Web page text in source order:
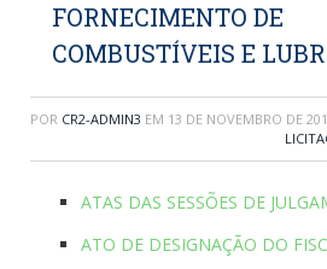
FORNECIMENTO DE
COMBUSTÍVEIS E
POR CR2-ADMIN3 EM 13 DE NOVEMBRO DE
ATAS DAS SESSÕES DE
ATO DE DESIGNAÇÃO DO